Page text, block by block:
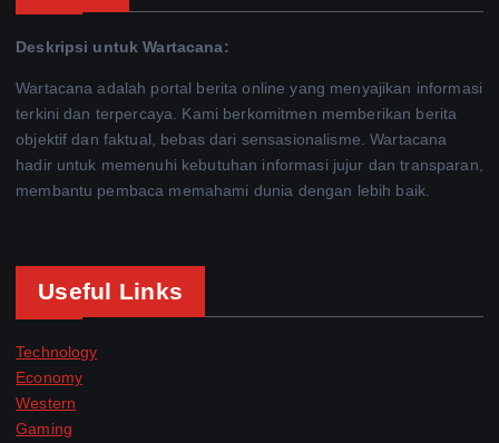
Deskripsi untuk Wartacana:
Wartacana adalah portal berita online yang menyajikan informasi
terkini dan terpercaya. Kami berkomitmen memberikan berita
objektif dan faktual, bebas dari sensasionalisme. Wartacana
hadir untuk memenuhi kebutuhan informasi jujur dan transparan,
membantu pembaca memahami dunia dengan lebih baik.
Useful Links
Technology
Economy
Western
Gaming